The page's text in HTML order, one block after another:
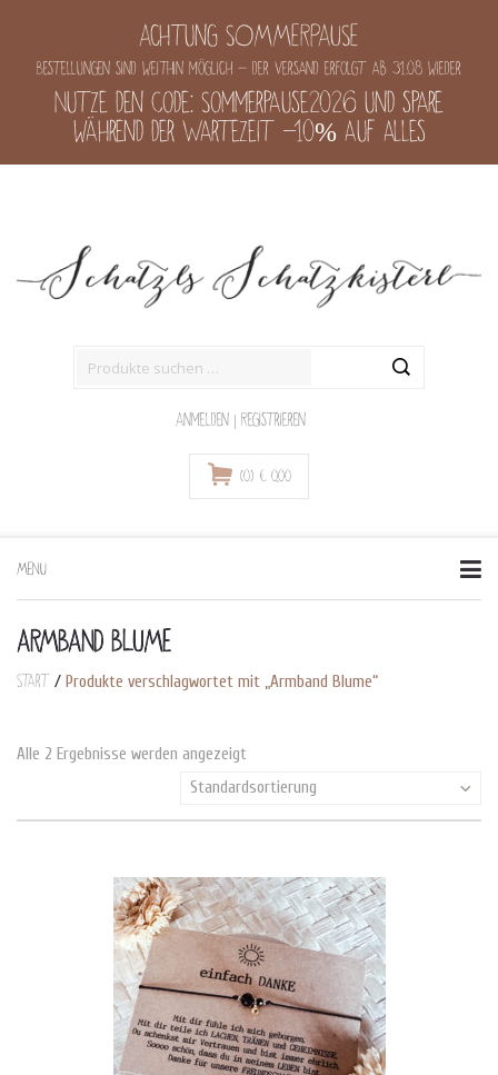
Achtung SOMMERPAUSE
Bestellungen sind weithin möglich - der Versand erfolgt ab 31.08 wieder
Nutze den Code: Sommerpause2026 und spare
während der Wartezeit -10% auf alles
Anmelden | Registrieren
(0) € 0,00
MENU
to
ARMBAND BLUME
Start / Produkte verschlagwortet mit „Armband Blume“
Alle 2 Ergebnisse werden angezeigt
Standardsortierung